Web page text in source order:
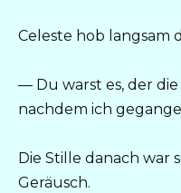
Celeste hob langsam
— Du warst es, der
nachdem ich
Die Stille danach war
Geräusch.